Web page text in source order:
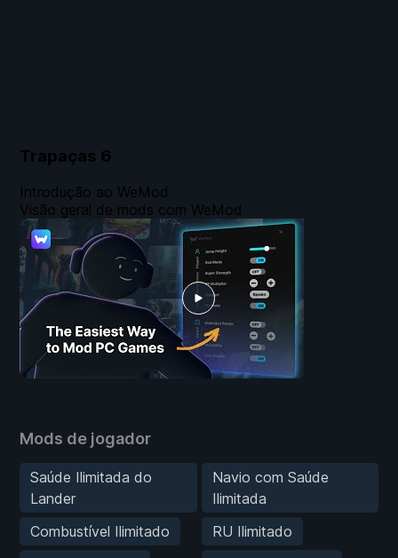
Trapaças 6
Mods de jogador
Saúde Ilimitada do
Lander
Navio com Saúde
Ilimitada
Combustível Ilimitado
RU Ilimitado
Introdução ao WeMod
Visão geral de mods com WeMod